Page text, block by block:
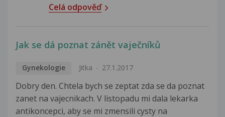
Celá odpověď
Jak se dá poznat zánět vaječníků
Gynekologie Jitka 27.1.2017
Dobry den. Chtela bych se zeptat zda se da poznat
zanet na vajecnikach. V listopadu mi dala lekarka
antikoncepci, aby se mi zmensili cysty na